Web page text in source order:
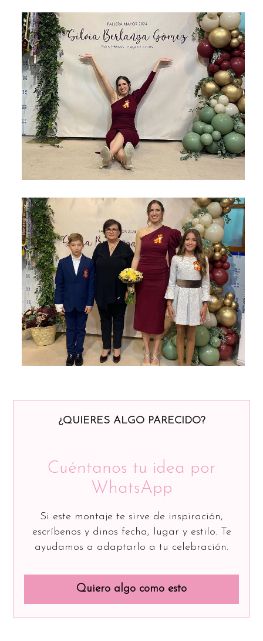
¿QUIERES ALGO PARECIDO?
Cuéntanos tu idea por
WhatsApp
Si este montaje te sirve de inspiración,
escríbenos y dinos fecha, lugar y estilo. Te
ayudamos a adaptarlo a tu celebración.
Quiero algo como esto